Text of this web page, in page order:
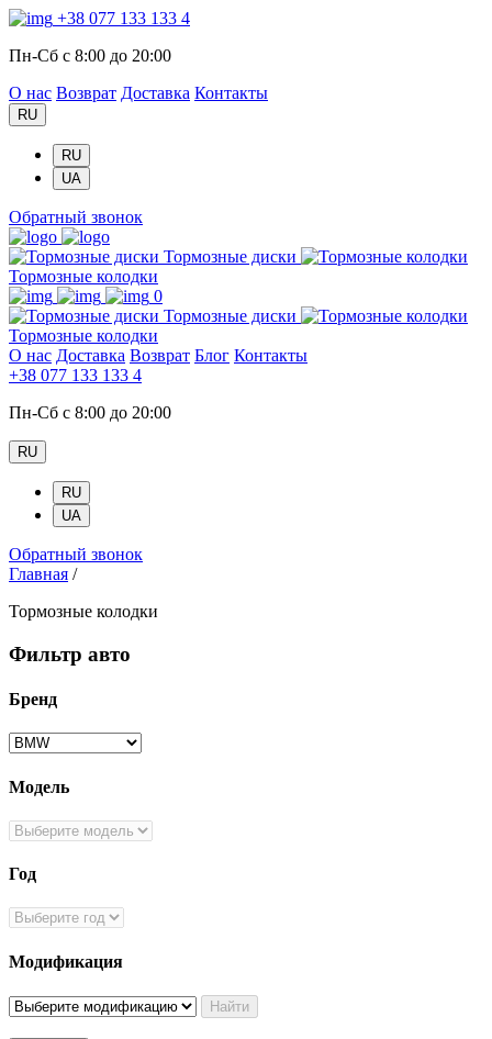
+38 077 133 133 4
Пн-Сб с 8:00 до 20:00
О нас Возврат Доставка Контакты
RU
RU
UA
Обратный звонок
Тормозные диски
Тормозные колодки
0
Тормозные диски
Тормозные колодки
О нас Доставка Возврат Блог Контакты
+38 077 133 133 4
Пн-Сб с 8:00 до 20:00
RU
RU
UA
Обратный звонок
Главная /
Тормозные колодки
Фильтр авто
Бренд
Модель
Год
Модификация
Найти